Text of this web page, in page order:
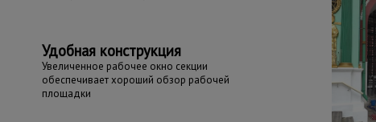
Удобная конструкция
Увеличенное рабочее окно секции
обеспечивает хороший обзор рабочей
площадки